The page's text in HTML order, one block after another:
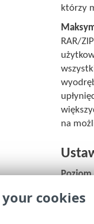
którzy
RAR/
na
Poziom
cookies